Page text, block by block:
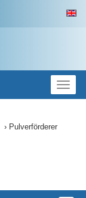
Pulverförderer